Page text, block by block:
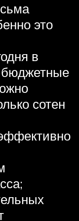
это
в
сотен